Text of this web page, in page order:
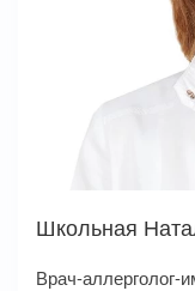
Школьная
Врач-аллерголог-